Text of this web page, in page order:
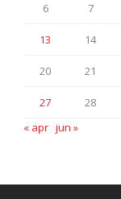
6 7
13 14
20 21
27 28
« apr jun »